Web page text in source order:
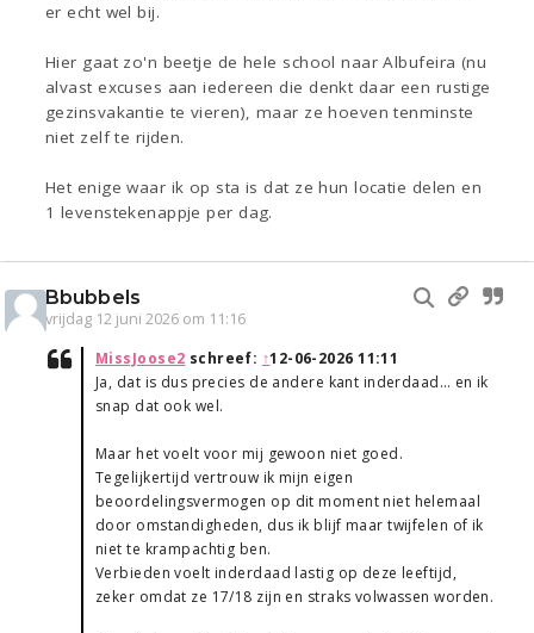
er echt wel bij.
Hier gaat zo'n beetje de hele school naar Albufeira (nu
alvast excuses aan iedereen die denkt daar een rustige
gezinsvakantie te vieren), maar ze hoeven tenminste
niet zelf te rijden.
Het enige waar ik op sta is dat ze hun locatie delen en
1 levenstekenappje per dag.
Bbubbels
vrijdag 12 juni 2026 om 11:16
MissJoose2 schreef: ↑12-06-2026 11:11
Ja, dat is dus precies de andere kant inderdaad… en ik
snap dat ook wel.
Maar het voelt voor mij gewoon niet goed.
Tegelijkertijd vertrouw ik mijn eigen
beoordelingsvermogen op dit moment niet helemaal
door omstandigheden, dus ik blijf maar twijfelen of ik
niet te krampachtig ben.
Verbieden voelt inderdaad lastig op deze leeftijd,
zeker omdat ze 17/18 zijn en straks volwassen worden.